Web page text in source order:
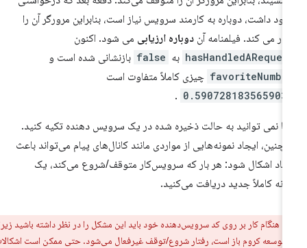
داشت، دوباره به کارمند سرویس نیاز است، بنابراین مرورگر آن را
می کند. فیلمنامه آندوباره ارزیابیمی شود. اکنون
به false بازنشانی شده است و
چیزی کاملاً متفاوت است
.
نمی توانید به حالت ذخیره شده در یک سرویس دهنده تکیه کنید.
ایجاد نمونه‌هایی از مواردی مانند کانال‌های پیام می‌تواند باعث
اشکال شود: هر بار که سرویس‌کار متوقف/شروع می‌کند، یک
کاملاً جدید دریافت می‌کنید.
هنگام کار بر روی کد سرویس‌دهنده خود باید این مشکل را در نظر داشته باشید زیرا
توسعه کروم باز است، رفتار شروع/توقف غیرفعال می‌شود. حتی ممکن است اشکالات